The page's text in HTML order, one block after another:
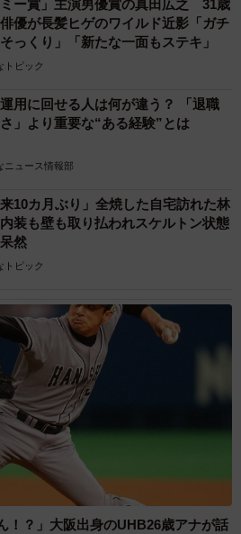
そうですが、それは問題ありませ
は使用期限は設けていませんの
器具側（特に安定器）は家電製
がございますので、長年ご愛用
ますが、この機会に器具ごと交
ます。
ので寿命があるということです
いのは過剰な長期使用によるも
無工事で交換できるＬＥＤランプ
れば点灯します。しかし、家電製
耐用年数というものがあり、ラン
リスクというのは潜在的に残され
長い期間使用し続けると、事故
、当社では器具ごと交換してＬＥ
適正交換時期は１０年と言われて
ー賞」主演男優賞の真田広之 31歳
優が長髪ヒゲのワイルド近影「ガチ
っくり」「新たな一面もステキ」
トピック
用に回せる人は何が違う？ 「退職
」より重要な“ある経験”とは
ニュース情報部
来10カ月ぶり」全焼した自宅訪れた林
装も壁も取り払われスケルトン状態
然
トピック
！？」大阪出身のUHB26歳アナが話